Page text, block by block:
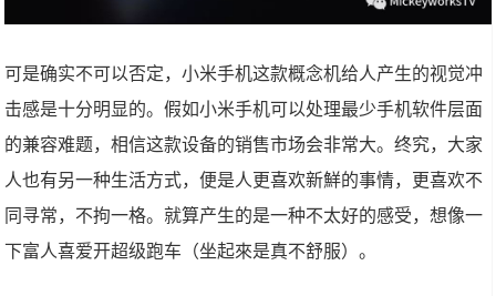
可是确实不可以否定，小米手机这款概念机给人产生的视觉冲
击感是十分明显的。假如小米手机可以处理最少手机软件层面
的兼容难题，相信这款设备的销售市场会非常大。终究，大家
人也有另一种生活方式，便是人更喜欢新鮮的事情，更喜欢不
同寻常，不拘一格。就算产生的是一种不太好的感受，想像一
下富人喜爱开超级跑车（坐起來是真不舒服）。